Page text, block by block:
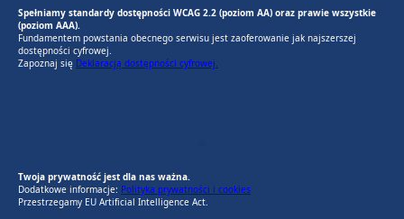
Spełniamy standardy dostępności WCAG 2.2 (poziom AA) oraz prawie wszystkie
(poziom AAA).
Fundamentem powstania obecnego serwisu jest zaoferowanie jak najszerszej
dostępności cyfrowej.
Zapoznaj się Deklaracją dostępności cyfrowej.
Twoja prywatność jest dla nas ważna.
Dodatkowe informacje: Polityka prywatności i cookies
Przestrzegamy EU Artificial Intelligence Act.